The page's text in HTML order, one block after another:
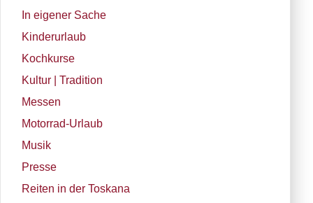
In eigener Sache
Kinderurlaub
Kochkurse
Kultur | Tradition
Messen
Motorrad-Urlaub
Musik
Presse
Reiten in der Toskana